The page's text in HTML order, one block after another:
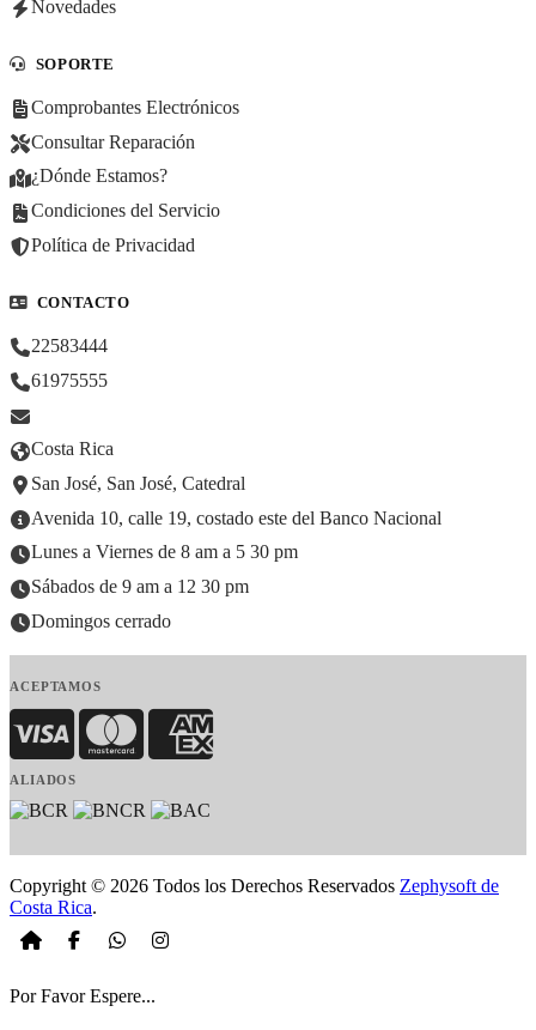
Novedades
SOPORTE
Comprobantes Electrónicos
Consultar Reparación
¿Dónde Estamos?
Condiciones del Servicio
Política de Privacidad
CONTACTO
22583444
61975555
Costa Rica
San José, San José, Catedral
Avenida 10, calle 19, costado este del Banco Nacional
Lunes a Viernes de 8 am a 5 30 pm
Sábados de 9 am a 12 30 pm
Domingos cerrado
ACEPTAMOS
Visa MasterCardAmerican Express
ALIADOS
Copyright © 2026 Todos los Derechos Reservados Zephysoft de
Costa Rica.
Por Favor Espere...